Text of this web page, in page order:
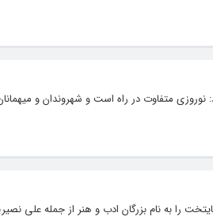
متفاوت در راه است و شهروندان و
را به نام بزرگان ادب و هنر از جمله علی